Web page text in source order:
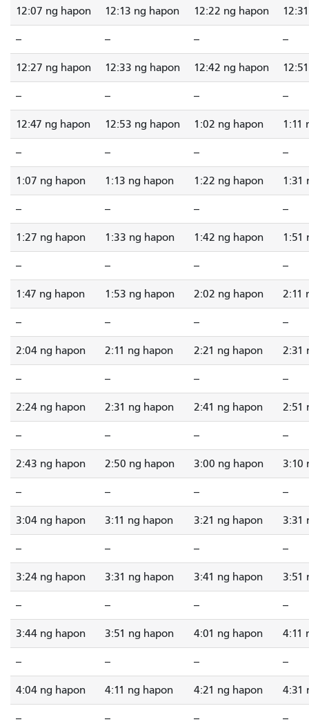
12:07 ng hapon 12:13 ng hapon 12:22 ng hapon
-- -- -- --
12:27 ng hapon 12:33 ng hapon 12:42 ng hapon
-- -- -- --
12:47 ng hapon 12:53 ng hapon 1:02 ng hapon 1:11
-- -- -- --
1:07 ng hapon 1:13 ng hapon 1:22 ng hapon 1:31
-- -- -- --
1:27 ng hapon 1:33 ng hapon 1:42 ng hapon 1:51
-- -- -- --
1:47 ng hapon 1:53 ng hapon 2:02 ng hapon 2:11
-- -- -- --
2:04 ng hapon 2:11 ng hapon 2:21 ng hapon 2:31
-- -- -- --
2:24 ng hapon 2:31 ng hapon 2:41 ng hapon 2:51
-- -- -- --
2:43 ng hapon 2:50 ng hapon 3:00 ng hapon 3:10
-- -- -- --
3:04 ng hapon 3:11 ng hapon 3:21 ng hapon 3:31
-- -- -- --
3:24 ng hapon 3:31 ng hapon 3:41 ng hapon 3:51
-- -- -- --
3:44 ng hapon 3:51 ng hapon 4:01 ng hapon 4:11
-- -- -- --
4:04 ng hapon 4:11 ng hapon 4:21 ng hapon 4:31
-- -- -- --